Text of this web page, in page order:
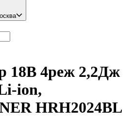
18В 4реж 2,2Дж
ion,
HRH2024BL